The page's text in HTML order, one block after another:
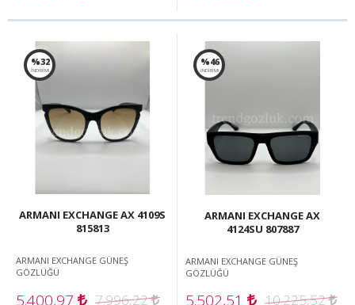
%32
İNDİRİM!
ARMANI EXCHANGE AX 4109S
815813
ARMANI EXCHANGE GÜNEŞ
GÖZLÜĞÜ
5.400,97 7.996,22
%46
İNDİRİM!
ARMANI EXCHANGE AX
4124SU 807887
ARMANI EXCHANGE GÜNEŞ
GÖZLÜĞÜ
5.502,51 10.225,52